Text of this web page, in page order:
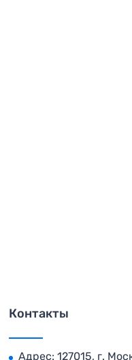
Контакты
Адрес: 127015, г.